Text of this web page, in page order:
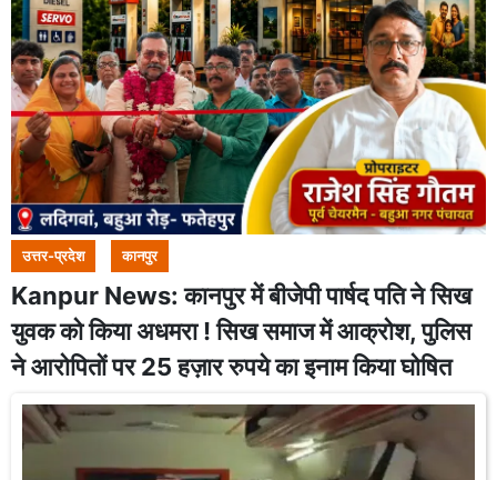
उत्तर-प्रदेश कानपुर
Kanpur News: कानपुर में बीजेपी पार्षद पति ने सिख
युवक को किया अधमरा ! सिख समाज में आक्रोश, पुलिस
ने आरोपितों पर 25 हज़ार रुपये का इनाम किया घोषित